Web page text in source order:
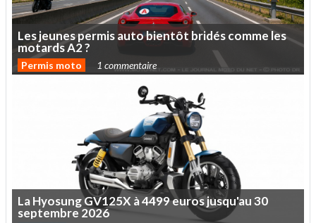
Lesjeunespermisautobientôt bridéscommeles
motardsA2?
Permis moto 1 commentaire
LaHyosungGV125X à4499eurosjusqu'au30
septembre 2026